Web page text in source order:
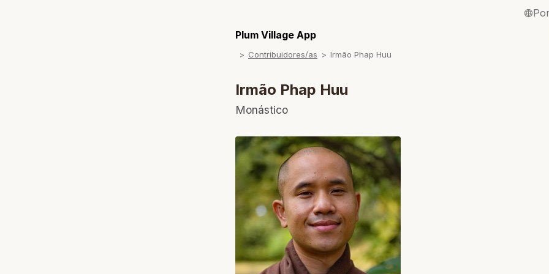
Plum Village App
Contribuidores/as Irmão Phap Huu
Irmão Phap Huu
Monástico